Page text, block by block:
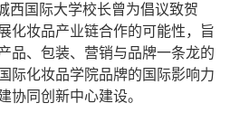
西国际大学校长曾为倡议致贺
化妆品产业链合作的可能性，旨
品、包装、营销与品牌一条龙的
际化妆品学院品牌的国际影响力
协同创新中心建设。